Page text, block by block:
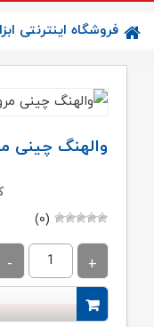
فروشگاه اینترنتی
والهنگ چینی
(۰)